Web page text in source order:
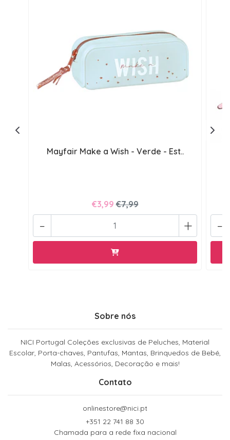
Mayfair Make a Wish - Verde - Est..
€3,99 €7,99
+
- -
Sobre nós
NICI Portugal Coleções exclusivas de Peluches, Material
Escolar, Porta-chaves, Pantufas, Mantas, Brinquedos de Bebé,
Malas, Acessórios, Decoração e mais!
Contato
onlinestore@nici.pt
+351 22 741 88 30
Chamada para a rede fixa nacional